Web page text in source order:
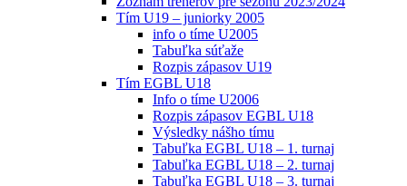
Tím U19 – juniorky 2005
info o tíme U2005
Tabuľka súťaže
Rozpis zápasov U19
Tím EGBL U18
Info o tíme U2006
Rozpis zápasov EGBL U18
Výsledky nášho tímu
Tabuľka EGBL U18 – 1. turnaj
Tabuľka EGBL U18 – 2. turnaj
Tabuľka EGBL U18 – 3. turnaj